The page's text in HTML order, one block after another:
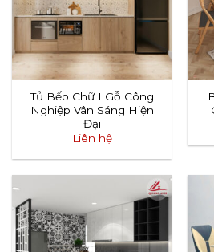
Tủ Bếp Chữ I Gỗ Công
Nghiệp Vân Sáng Hiện
Đại
Liên hệ